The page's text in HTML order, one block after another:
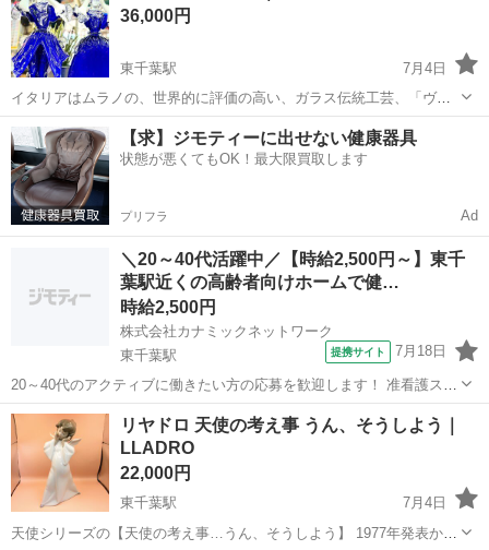
W270mm×D240mm×H...
36,000円
東千葉駅
7月4日
イタリアはムラノの、世界的に評価の高い、ガラス伝統工芸、「ヴェ
ネチアンガラス」の美しいフィギュリン、人形の置物です。 クリアク
リスタルと、ブルーをベースに、ほのかに金彩が散りばめられ、ヴェ
ネチアンガラスらしい気品とエレガン...
千葉 千葉市 東千葉駅 インテリア雑貨/小物
ベネチアングラス
【求】ジモティーに出せない健康器具
状態が悪くてもOK！最大限買取します
プリフラ Ad
＼20～40代活躍中／【時給2,500円～】東千
葉駅近くの高齢者向けホームで健…
時給2,500円
株式会社カナミックネットワーク
東千葉駅
提携サイト 7月18日
20～40代のアクティブに働きたい方の応募を歓迎します！ 准看護スタ
ッフ/無理なく働く 高齢者向けホーム KN5 <あなたのスキルを必要と
している施設があります!> 〇最短3日でお仕事開始! *介護業務とは分
業の為、看...
千葉 東千葉駅 看護師
リヤドロ 天使の考え事 うん、そうしよう｜
LLADRO
22,000円
東千葉駅
7月4日
天使シリーズの【天使の考え事…うん、そうしよう】 1977年発表から